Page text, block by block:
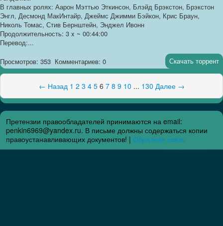
В главных ролях: Аарон Мэттью Эткинсон, Блэйд Брэкстон, Брэкстон
Энгл, Десмонд МакИнтайр, Джеймс Джимми Бэйкон, Крис Браун,
Николь Томас, Стив Бернштейн, Энджел Ивонн
Продолжительность: 3 x ~ 00:44:00
Перевод:...
Просмотров: 353 Комментариев: 0 Скачать торрент
← Назад 1 2 3 4 5 6 7 8 9 10 ... 130 Далее →
Претензии правообладателей принимаются на email:
penkin6969@yandex.ru. В письме должны содержаться копии
правоустанавливающих документов! | Обратная связь